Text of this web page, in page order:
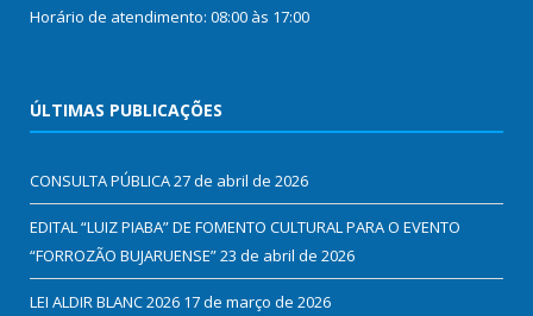
Horário de atendimento: 08:00 às 17:00
ÚLTIMAS PUBLICAÇÕES
CONSULTA PÚBLICA27 de abril de 2026
EDITAL “LUIZ PIABA” DE FOMENTO CULTURAL PARA O EVENTO
“FORROZÃO BUJARUENSE”23 de abril de 2026
LEI ALDIR BLANC 2026 17 de março de 2026